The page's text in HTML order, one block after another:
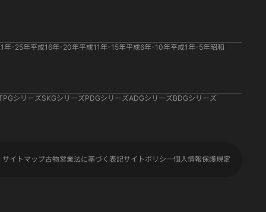
年-25年平成16年-20年平成11年-15年平成6年-10年平成1年-5年昭和
シリーズSKGシリーズPDGシリーズADGシリーズBDGシリーズ
サイトマップ古物営業法に基づく表記サイトポリシー個人情報保護規定